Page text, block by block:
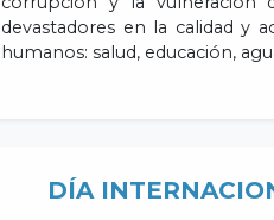
devastadores en la calidad y
humanos: salud, educación,
DÍA